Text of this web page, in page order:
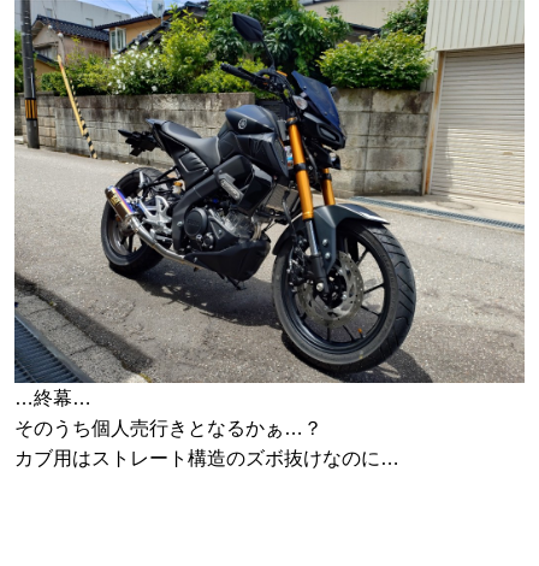
…終幕…
そのうち個人売行きとなるかぁ…？
カブ用はストレート構造のズボ抜けなのに…